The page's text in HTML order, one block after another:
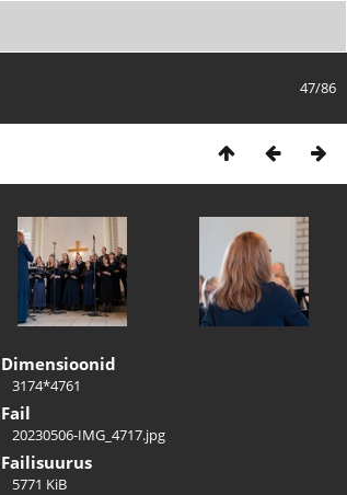
47/86
Dimensioonid
3174*4761
Fail
20230506-IMG_4717.jpg
Failisuurus
5771 KiB